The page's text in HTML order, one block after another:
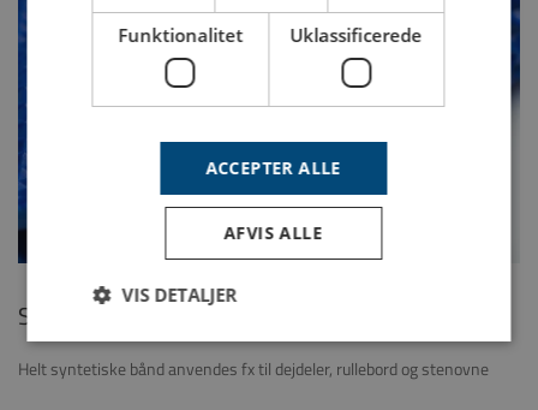
SYNTHTIC BELTS FOR DOUGH SHEETERS
Helt syntetiske bånd anvendes fx til dejdeler, rullebord og stenovne
Funktionalitet Uklassificerede
ACCEPTER ALLE
AFVIS ALLE
VIS DETALJER